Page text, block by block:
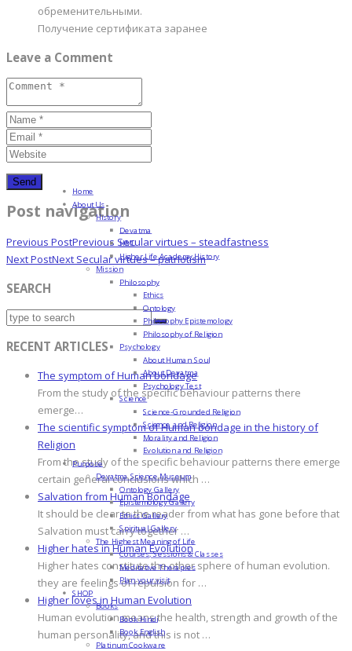
обременительными.
Получение сертификата заранее
Leave a Comment
Post navigation
Previous PostPrevious Secular virtues – steadfastness
Next PostNext Secular virtues – patriotism
SEARCH
RECENT ARTICLES
The symptom of Human bondage
From the study of the specific behaviour patterns there
emerge…
The scientific symptom of Human bondage in the history of
Religion
From the study of the specific behaviour patterns there emerge
certain general conclusions which …
Salvation from Human Bondage
It should be clear to the reader from what has gone before that
Salvation must carry together …
Higher hates in Human Evolution
Higher hates constitute the other sphere of human evolution.
they are feelings of repulsion for …
Higher loves in Human Evolution
Human evolution means the health, strength and growth of the
human personality, and this is not …
Home
About Us
History
Devatma
HML
Higher Life Academy History
Mission
Philosophy
Ethics
Ontology
Philosophy Epistemology
Philosophy of Religion
Psychology
About Human Soul
About Devatma
Psychology Test
Science
Science-Grounded Religion
Science and Religion
Morality and Religion
Evolution and Religion
Purpose
Devatma Science Museum
Ontology Gallery
Epistemology Gallery
Ethics Gallery
Spiritual Gallery
The Highest Meaning of Life
Courses, Sessions & Classes
Meditative Therapies
Plan your visit
SHOP
Books
Book Hindi
Book English
Platinum Cookware